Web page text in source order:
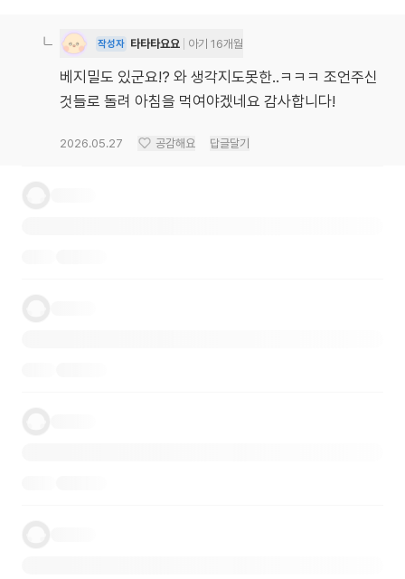
작성자 타타타요요 아기 16개월
베지밀도 있군요!? 와 생각지도못한..ㅋㅋㅋ 조언주신
것들로 돌려 아침을 먹여야겠네요 감사합니다!
2026.05.27 공감해요 답글달기